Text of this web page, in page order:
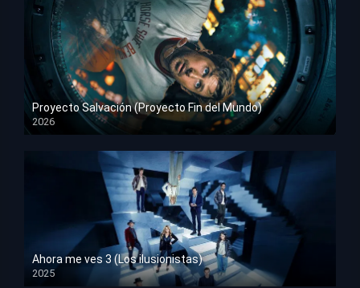
Proyecto Salvación (Proyecto Fin del Mundo)
2026
HD 1080p
Ahora me ves 3 (Los ilusionistas)
2025
HD 1080p